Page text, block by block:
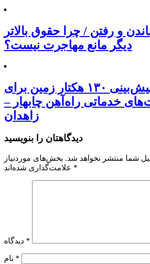
و رفتن / چرا حقوق بالاتر
دیگر مانع مهاجرت نیست؟
پیش‌بینی ۱۳۰ هکتار زمین برای
خدماتی راه‌آهن چابهار –
زاهدان
دیدگاهتان را بنویسید
شما منتشر نخواهد شد. بخش‌های موردنیاز
*
*
*